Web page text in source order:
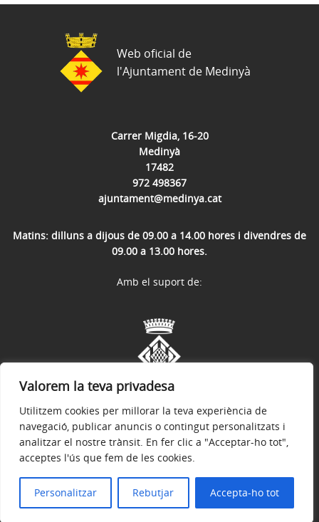
Valorem la teva privadesa
Utilitzem cookies per millorar la teva experiència de
navegació, publicar anuncis o contingut personalitzats i
analitzar el nostre trànsit. En fer clic a "Acceptar-ho tot",
acceptes l'ús que fem de les cookies.
Personalitzar Rebutjar Accepta-ho tot
Carrer Migdia, 16-20
Medinyà
17482
972 498367
ajuntament@medinya.cat
Matins: dilluns a dijous de 09.00 a 14.00 hores i divendres de
09.00 a 13.00 hores.
Web oficial de
l'Ajuntament de Medinyà
Avís legal Política de privacitat
© 2026
Amb el suport de: